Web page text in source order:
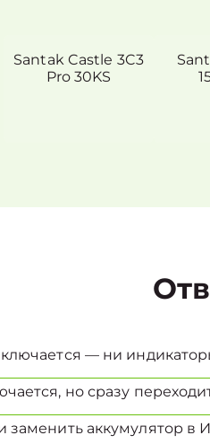
Santak Castle 3C3
Pro 30KS
— ни
но сразу
заменить аккумулятор в